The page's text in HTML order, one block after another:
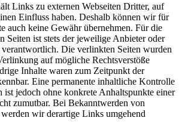
Links zu externen Webseiten Dritter, auf
Einfluss haben. Deshalb können wir für
auch keine Gewähr übernehmen. Für die
Seiten ist stets der jeweilige Anbieter oder
verantwortlich. Die verlinkten Seiten wurden
auf mögliche Rechtsverstöße
Inhalte waren zum Zeitpunkt der
Eine permanente inhaltliche Kontrolle
ist jedoch ohne konkrete Anhaltspunkte einer
zumutbar. Bei Bekanntwerden von
wir derartige Links umgehend